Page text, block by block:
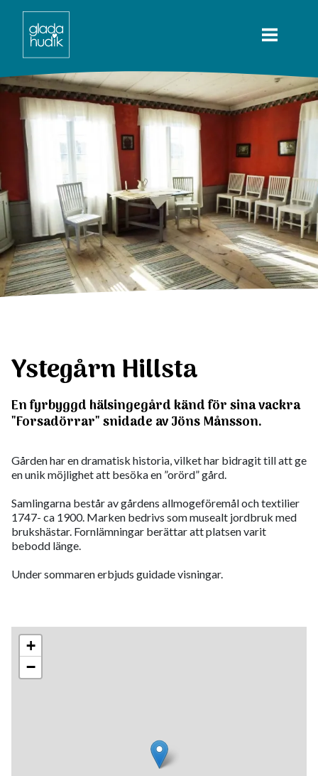
Ystegårn Hillsta
En fyrbyggd hälsingegård känd för sina vackra
"Forsadörrar" snidade av Jöns Månsson.
Gården har en dramatisk historia, vilket har bidragit till att ge
en unik möjlighet att besöka en ”orörd” gård.
Samlingarna består av gårdens allmogeföremål och textilier
1747- ca 1900. Marken bedrivs som musealt jordbruk med
brukshästar. Fornlämningar berättar att platsen varit
bebodd länge.
Under sommaren erbjuds guidade visningar.
+
−